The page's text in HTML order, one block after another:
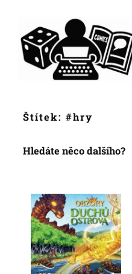
obsah
Štítek: #hry
Hledáte něco dalšího?